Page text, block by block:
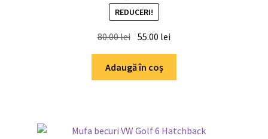
REDUCERI!
80.00lei Prețul
a
fost:
55.00 leiPrețul
55.00 lei.
Adaugă în coș